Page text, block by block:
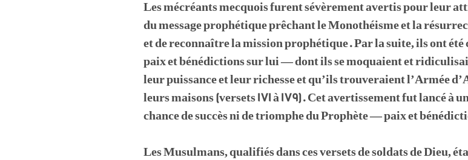
Les mécréants mecquois furent sévèrement avertis pour leur
du message prophétique prêchant le Monothéisme et la
et de reconnaître la mission prophétique. Par la suite, ils ont
paix et bénédictions sur lui — dont ils se moquaient et
leur puissance et leur richesse et qu’ils trouveraient l’Armée
leurs maisons (versets 171 à 179). Cet avertissement fut lancé à
chance de succès ni de triomphe du Prophète — paix et
Les Musulmans, qualifiés dans ces versets de soldats de Dieu,